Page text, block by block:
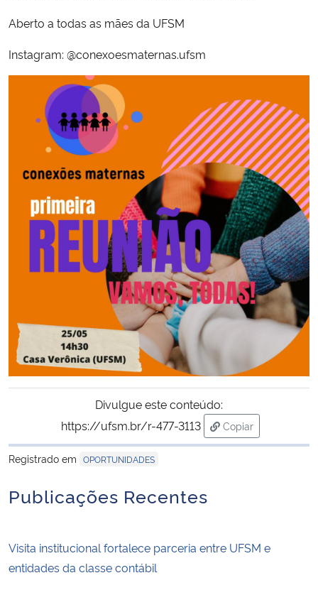
Aberto a todas as mães da UFSM
Instagram: @conexoesmaternas.ufsm
Divulgue este conteúdo:
https://ufsm.br/r-477-3113
Copiar
para área de
Registrado em OPORTUNIDADES
Publicações Recentes
Visita institucional fortalece parceria entre UFSM e
entidades da classe contábil